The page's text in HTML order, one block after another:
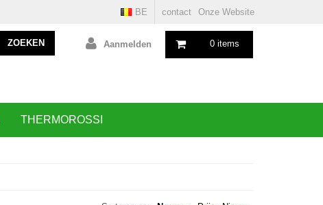
contact Onze Website
BE
0 items
Aanmelden
ZOEKEN
THERMOROSSI